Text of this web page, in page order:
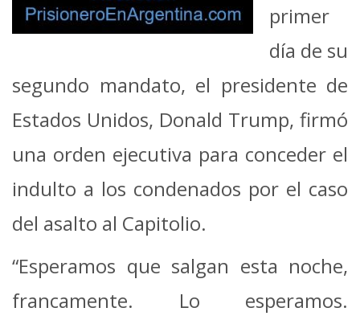
primer
día de su
segundo mandato, el presidente de
Estados Unidos, Donald Trump, firmó
una orden ejecutiva para conceder el
indulto a los condenados por el caso
del asalto al Capitolio.
“Esperamos que salgan esta noche,
francamente. Lo esperamos.